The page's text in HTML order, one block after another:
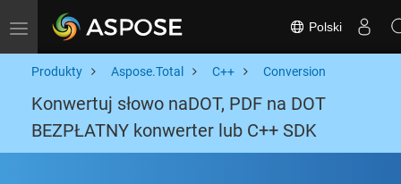
Toggle navigation Polski
Produkty Aspose.Total C++ Conversion
Konwertuj słowo naDOT, PDF na DOT
BEZPŁATNY konwerter lub C++ SDK